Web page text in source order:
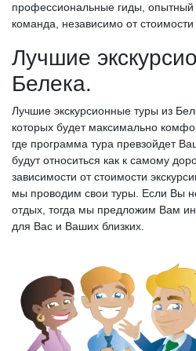
профессиональные гиды,
команда, независимо от стоимости
Лучшие
Белека.
Лучшие экскурсионные туры из
которых будет максимально
где программа тура превзойдет
будут относиться как к самому
зависимости от стоимости
мы проводим свои туры. Если Вы
отдых, тогда мы предложим Вам
для Вас и Ваших близких.